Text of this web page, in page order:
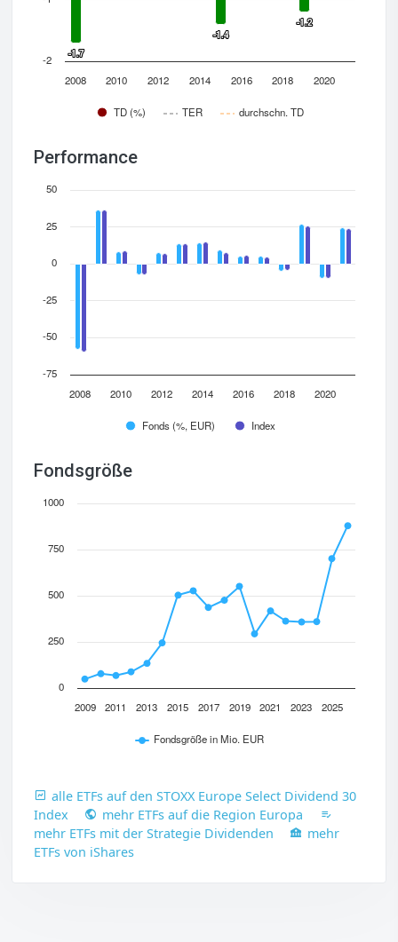
-1.7
-1.7
-1.4
-1.4
-1.2
-1.2
TD (%) TER durchschn. TD
2008 2010 2012 2014 2016 2018 2020
-2
Performance
Fonds (%, EUR) Index
2008 2010 2012 2014 2016 2018 2020
-75
-50
-25
0
25
50
Fondsgröße
Fondsgröße in Mio. EUR
2009 2011 2013 2015 2017 2019 2021 2023 2025
0
250
500
750
1000
alle ETFs auf den STOXX Europe Select Dividend 30
Index
mehr ETFs auf die Region Europa
mehr ETFs mit der Strategie Dividenden
mehr
ETFs von iShares